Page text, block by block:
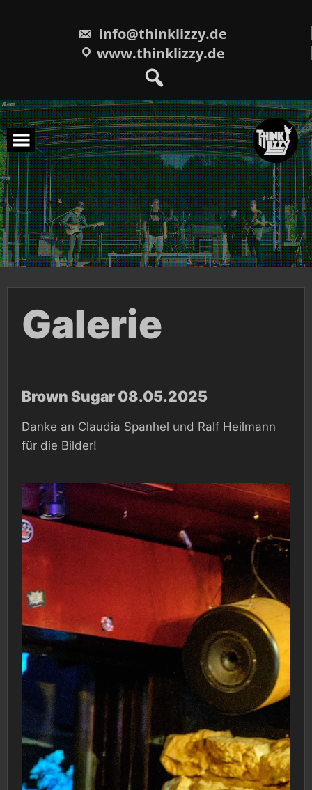
info@thinklizzy.de
www.thinklizzy.de
Galerie
Brown Sugar 08.05.2025
Danke an Claudia Spanhel und Ralf Heilmann
für die Bilder!